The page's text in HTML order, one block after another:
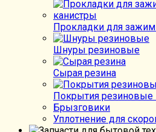
Прокладки для
Шнуры резиновые
Сырая резина
Покрытия
Брызговики
Уплотнение для